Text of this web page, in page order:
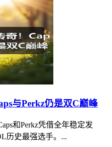
与Perkz仍是双C巅峰
和Perkz凭借全年稳定发
历史最强选手。...